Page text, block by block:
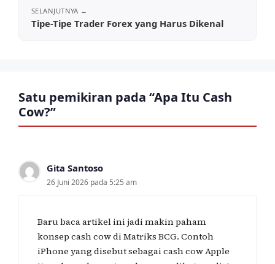
Tipe-Tipe Trader Forex yang Harus Dikenal
Satu pemikiran pada “Apa Itu Cash
Cow?”
Gita Santoso
26 Juni 2026 pada 5:25 am
Baru baca artikel ini jadi makin paham
konsep cash cow di Matriks BCG. Contoh
iPhone yang disebut sebagai cash cow Apple